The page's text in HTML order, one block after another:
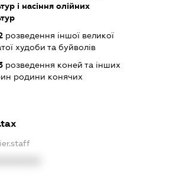
і насіння олійних
розведення іншої великої
худоби та буйволів
розведення коней та інших
родини конячих